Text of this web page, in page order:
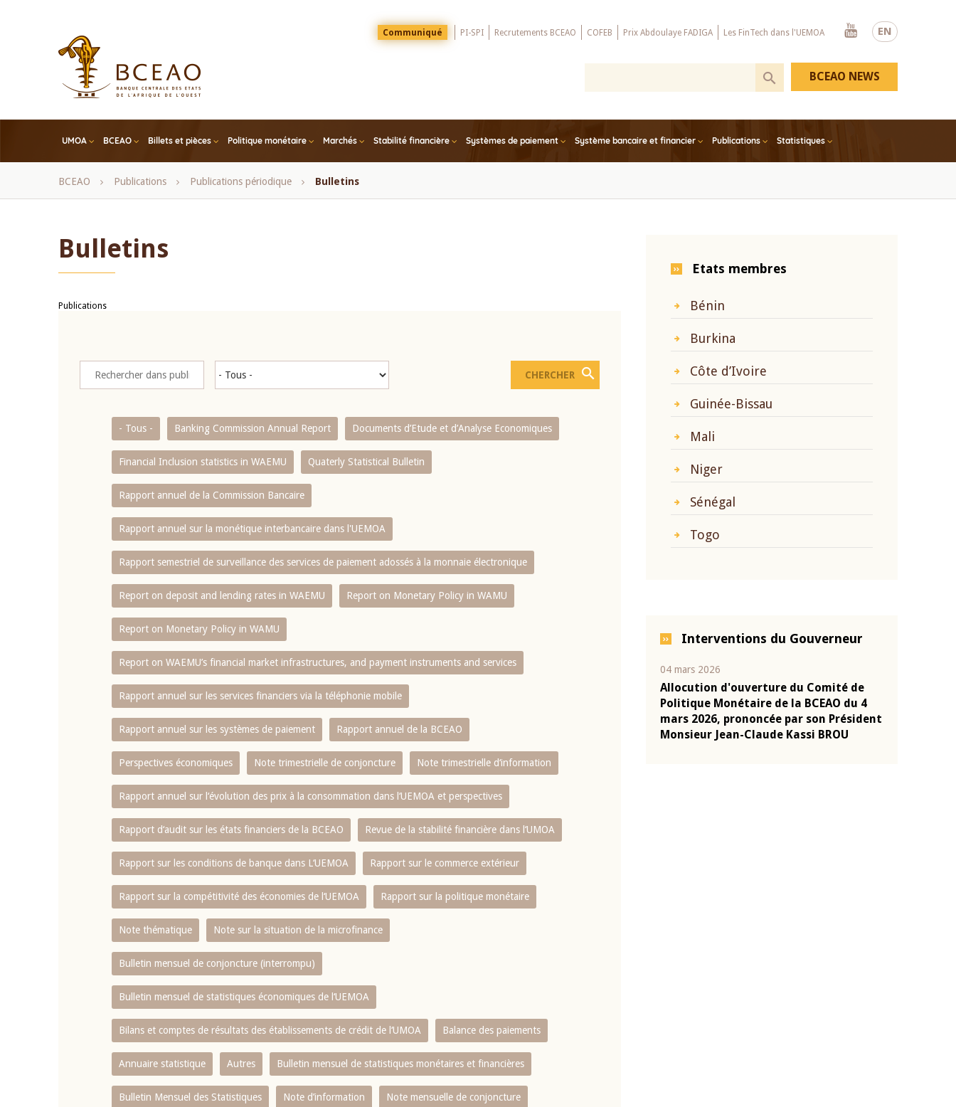
EN
Menu
Top
Communiqué PI-SPI Recrutements BCEAO COFEB Prix Abdoulaye FADIGA Les FinTech dans l'UEMOA
Youtube
UMOA BCEAO Billets et pièces Politique monétaire Marchés Stabilité financière Systèmes de paiement Système bancaire et financier Publications Statistiques
BCEAO NEWS
Fil
BCEAO Publications Publications périodique Bulletins
Bulletins
Publications
- Tous - Banking Commission Annual Report Documents d’Etude et d’Analyse Economiques
Financial Inclusion statistics in WAEMU Quaterly Statistical Bulletin
Rapport annuel de la Commission Bancaire
Rapport annuel sur la monétique interbancaire dans l'UEMOA
Rapport semestriel de surveillance des services de paiement adossés à la monnaie électronique
Report on deposit and lending rates in WAEMU Report on Monetary Policy in WAMU
Report on Monetary Policy in WAMU
Report on WAEMU’s financial market infrastructures, and payment instruments and services
Rapport annuel sur les services financiers via la téléphonie mobile
Rapport annuel sur les systèmes de paiement Rapport annuel de la BCEAO
Perspectives économiques Note trimestrielle de conjoncture Note trimestrielle d‘information
Rapport annuel sur l‘évolution des prix à la consommation dans l‘UEMOA et perspectives
Rapport d‘audit sur les états financiers de la BCEAO Revue de la stabilité financière dans l‘UMOA
Rapport sur les conditions de banque dans L‘UEMOA Rapport sur le commerce extérieur
Rapport sur la compétitivité des économies de l‘UEMOA Rapport sur la politique monétaire
Note thématique Note sur la situation de la microfinance
Bulletin mensuel de conjoncture (interrompu)
Bulletin mensuel de statistiques économiques de l‘UEMOA
Bilans et comptes de résultats des établissements de crédit de l‘UMOA Balance des paiements
Annuaire statistique Autres Bulletin mensuel de statistiques monétaires et financières
Bulletin Mensuel des Statistiques Note d’information Note mensuelle de conjoncture
Etats membres
Bénin
Burkina
Côte d’Ivoire
Guinée-Bissau
Mali
Niger
Sénégal
Togo
Interventions du Gouverneur
d'ouverture du Comité de
Monétaire de la BCEAO du 4
2026, prononcée par son Président
Jean-Claude Kassi BROU
22 juillet 2026
Mot introductif du Gouverneur Jean-
Claude Kassi BROU lors de la cérémonie
de présentation du rapport annuel 2025
de la BCEAO
10 juin 2026
juin 2026, prononcée par son Président
Monsieur Jean-Claude Kassi BROU
04 mars 2026
Allocution d'ouverture du Comité de
Politique Monétaire de la BCEAO du 4
mars 2026, prononcée par son Président
Monsieur Jean-Claude Kassi BROU